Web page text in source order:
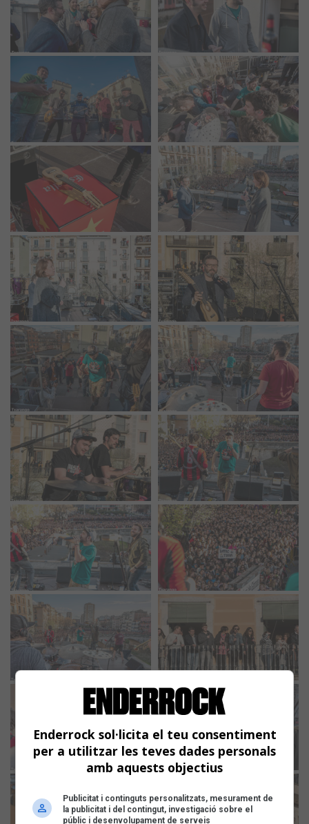
Enderrock sol·licita el teu consentiment
per a utilitzar les teves dades personals
amb aquests objectius
Publicitat i continguts personalitzats, mesurament de
la publicitat i del contingut, investigació sobre el
públic i desenvolupament de serveis